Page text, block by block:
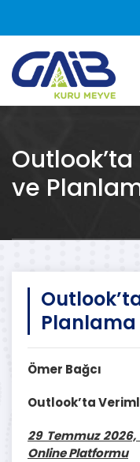
ve
Planlama
Ömer Bağcı
Outlook’ta
29 Temmuz 2026,
Online Platformu